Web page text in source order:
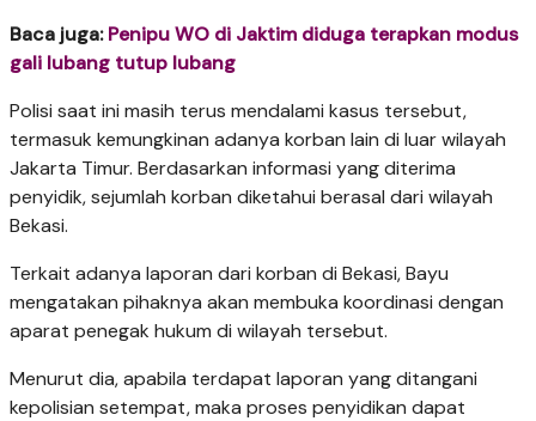
Baca juga:Penipu WO di Jaktim diduga terapkan modus
gali lubang tutup lubang
Polisi saat ini masih terus mendalami kasus tersebut,
termasuk kemungkinan adanya korban lain di luar wilayah
Jakarta Timur. Berdasarkan informasi yang diterima
penyidik, sejumlah korban diketahui berasal dari wilayah
Bekasi.
Terkait adanya laporan dari korban di Bekasi, Bayu
mengatakan pihaknya akan membuka koordinasi dengan
aparat penegak hukum di wilayah tersebut.
Menurut dia, apabila terdapat laporan yang ditangani
kepolisian setempat, maka proses penyidikan dapat